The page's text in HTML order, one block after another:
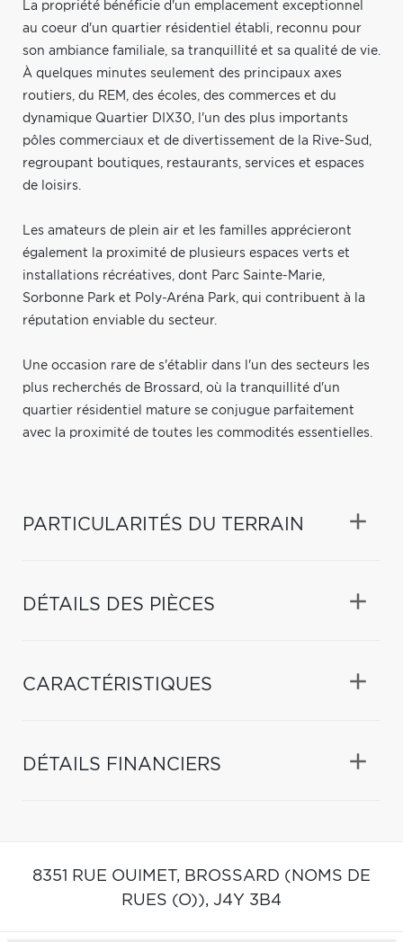
La propriété bénéficie d'un emplacement exceptionnel
au coeur d'un quartier résidentiel établi, reconnu pour
son ambiance familiale, sa tranquillité et sa qualité de vie.
À quelques minutes seulement des principaux axes
routiers, du REM, des écoles, des commerces et du
dynamique Quartier DIX30, l'un des plus importants
pôles commerciaux et de divertissement de la Rive-Sud,
regroupant boutiques, restaurants, services et espaces
de loisirs.
Les amateurs de plein air et les familles apprécieront
également la proximité de plusieurs espaces verts et
installations récréatives, dont Parc Sainte-Marie,
Sorbonne Park et Poly-Aréna Park, qui contribuent à la
réputation enviable du secteur.
Une occasion rare de s'établir dans l'un des secteurs les
plus recherchés de Brossard, où la tranquillité d'un
quartier résidentiel mature se conjugue parfaitement
avec la proximité de toutes les commodités essentielles.
PARTICULARITÉS DU TERRAIN
DÉTAILS DES PIÈCES
CARACTÉRISTIQUES
DÉTAILS FINANCIERS
8351 RUE OUIMET, BROSSARD (NOMS DE
RUES (O)), J4Y 3B4